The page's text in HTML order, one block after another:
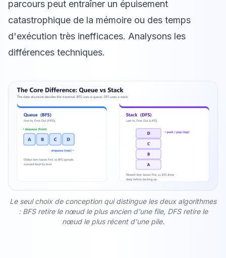
parcours peut entraîner un épuisement
catastrophique de la mémoire ou des temps
d'exécution très inefficaces. Analysons les
différences techniques.
Le seul choix de conception qui distingue les deux algorithmes
: BFS retire le nœud le plus ancien d'une file, DFS retire le
nœud le plus récent d'une pile.